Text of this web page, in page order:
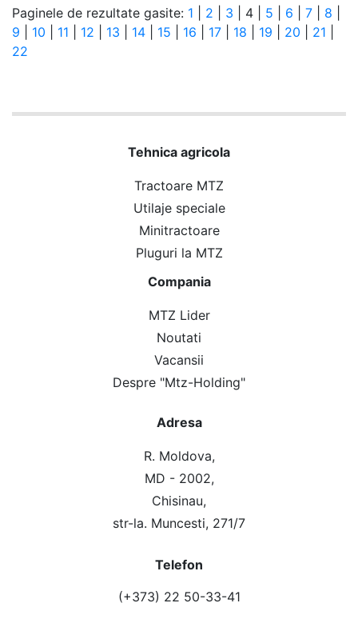
Paginele de rezultate gasite: 1 2 3 4 5 6 7 8
9
10 11 12 13 14 15 16 17 18 19 20 21
22
Tehnica agricola
Tractoare MTZ
Utilaje speciale
Minitractoare
Pluguri la MTZ
Compania
MTZ Lider
Noutati
Vacansii
Despre "Mtz-Holding"
Adresa
R. Moldova,
MD - 2002,
Chisinau,
str-la. Muncesti, 271/7
Telefon
(+373) 22 50-33-41